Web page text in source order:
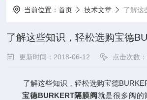
当前位置：首页 技术文章 了解这些知
了解这些知识，轻松选购宝德
更新时间：2018-06-12 点击次数
了解这些知识，轻松选购宝德
宝德BURKERT隔膜阀就是很多阀的